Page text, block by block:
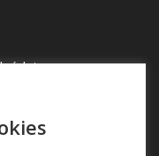
údajov